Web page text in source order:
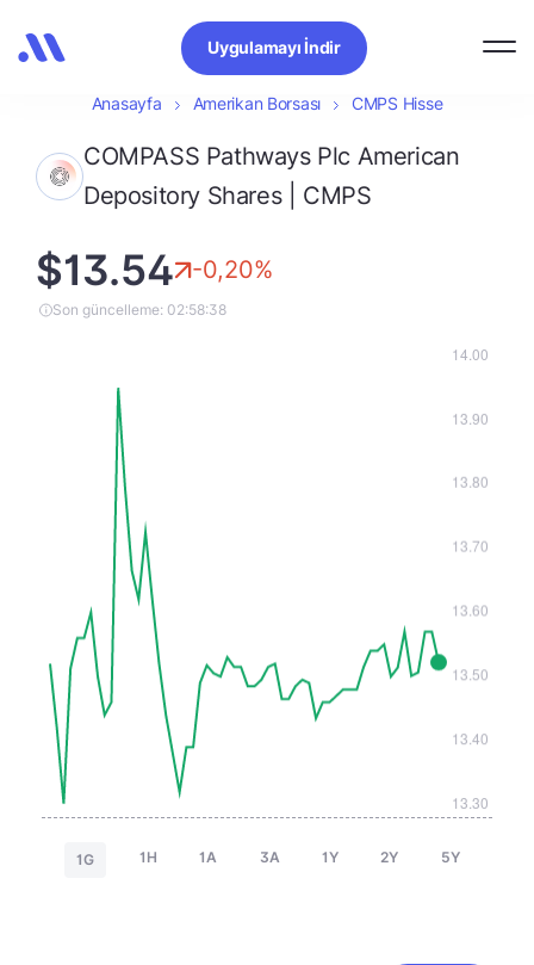
Uygulamayı İndir
Anasayfa Amerikan Borsası CMPS Hisse
COMPASS Pathways Plc American
Depository Shares | CMPS
$13.54 -0,20%
Son güncelleme: 02:58:38
1G 1H 1A 3A 1Y 2Y 5Y